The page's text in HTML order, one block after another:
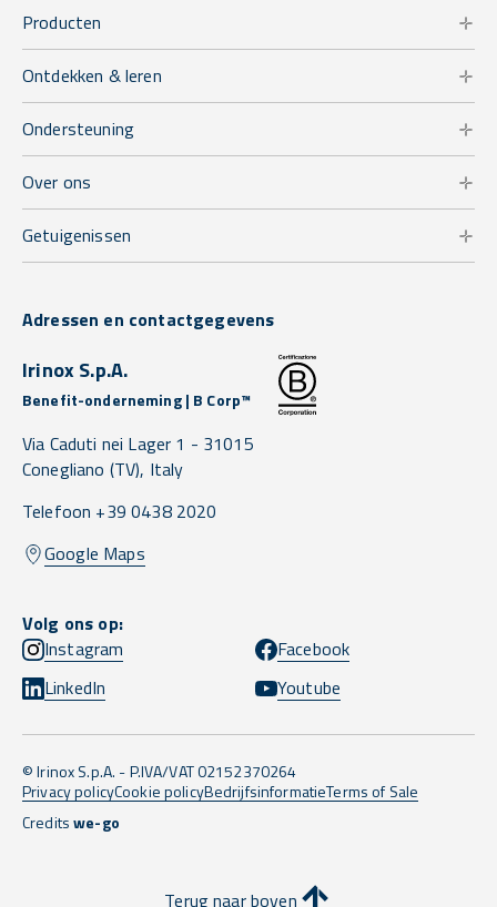
Producten
Ontdekken & leren
Ondersteuning
Over ons
Getuigenissen
Adressen en contactgegevens
Irinox S.p.A.
Benefit-onderneming | B Corp™
Via Caduti nei Lager 1 - 31015
Conegliano (TV), Italy
Telefoon +39 0438 2020
Google Maps
Volg ons op:
Instagram
Facebook
LinkedIn
Youtube
© Irinox S.p.A. - P.IVA/VAT 02152370264
Privacy policyCookie policyBedrijfsinformatieTerms of Sale
Creditswe-go
Terug naar boven